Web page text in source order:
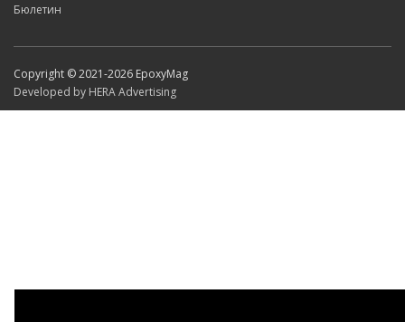
Бюлетин
Copyright © 2021-2026 EpoxyMag
Developed by HERA Advertising